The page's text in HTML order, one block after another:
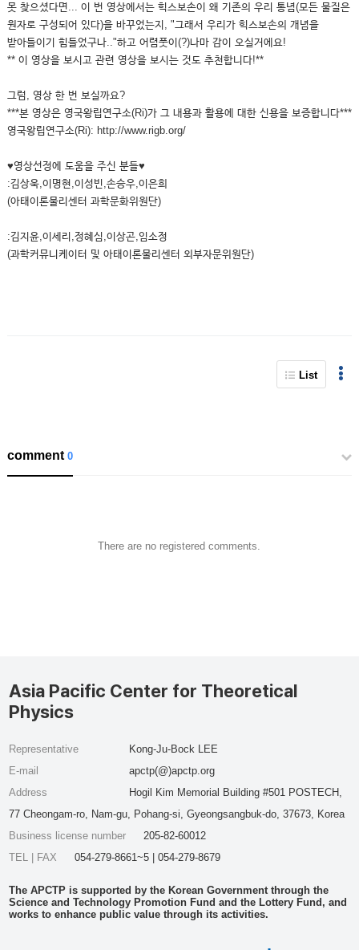
못 찾으셨다면... 이 번 영상에서는 힉스보손이 왜 기존의 우리 통념(모든 물질은
원자로 구성되어 있다)을 바꾸었는지, "그래서 우리가 힉스보손의 개념을
받아들이기 힘들었구나.."하고 어렴풋이(?)나마 감이 오실거에요!
** 이 영상을 보시고 관련 영상을 보시는 것도 추천합니다!**
그럼, 영상 한 번 보실까요?
***본 영상은 영국왕립연구소(Ri)가 그 내용과 활용에 대한 신용을 보증합니다***
영국왕립연구소(Ri): http://www.rigb.org/
♥영상선정에 도움을 주신 분들♥
:김상욱,이명현,이성빈,손승우,이은희
(아태이론물리센터 과학문화위원단)
:김지윤,이세리,정혜심,이상곤,임소정
(과학커뮤니케이터 및 아태이론물리센터 외부자문위원단)
List
comment0
There are no registered comments.
Asia Pacific Center for Theoretical
Physics
Representative
Kong-Ju-Bock LEE
E-mail
apctp(@)apctp.org
Address
Hogil Kim Memorial Building #501 POSTECH,
77 Cheongam-ro, Nam-gu, Pohang-si, Gyeongsangbuk-do, 37673, Korea
Business license number
205-82-60012
TEL | FAX
054-279-8661~5 | 054-279-8679
The APCTP is supported by the Korean Government through the
Science and Technology Promotion Fund and the Lottery Fund, and
works to enhance public value through its activities.